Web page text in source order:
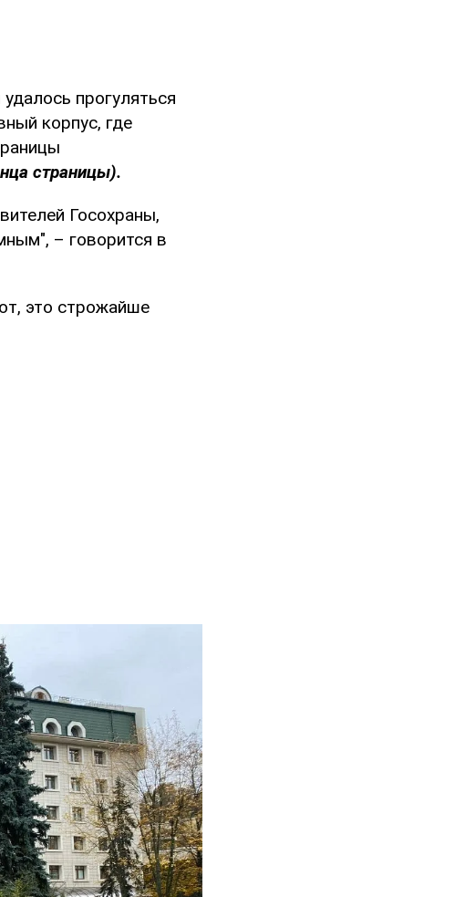
прогуляться
корпус, где
страницы).
Госохраны,
– говорится в
это строжайше